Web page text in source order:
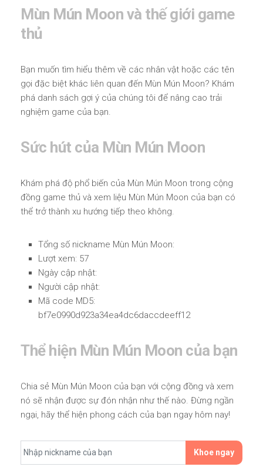
Mùn Mún Moon và thế giới game
thủ
Bạn muốn tìm hiểu thêm về các nhân vật hoặc các tên
gọi đặc biệt khác liên quan đến Mùn Mún Moon? Khám
phá danh sách gợi ý của chúng tôi để nâng cao trải
nghiệm game của bạn.
Sức hút của Mùn Mún Moon
Khám phá độ phổ biến của Mùn Mún Moon trong cộng
đồng game thủ và xem liệu Mùn Mún Moon của bạn có
thể trở thành xu hướng tiếp theo không.
Tổng số nickname Mùn Mún Moon:
Lượt xem: 57
Ngày cập nhật:
Người cập nhật:
Mã code MD5:
bf7e0990d923a34ea4dc6daccdeeff12
Thể hiện Mùn Mún Moon của bạn
Chia sẻ Mùn Mún Moon của bạn với cộng đồng và xem
nó sẽ nhận được sự đón nhận như thế nào. Đừng ngần
ngại, hãy thể hiện phong cách của bạn ngay hôm nay!
Khoe ngay